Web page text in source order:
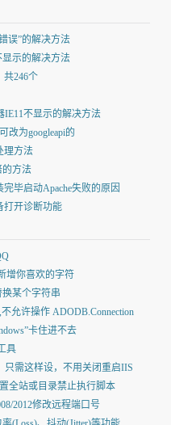
误”的解决方法
显示的解决方法
共246个
IE11不显示的解决方法
改为googleapi的
理方法
的方法
完毕启动Apache失败的原因
打开诊断功能
增你喜欢的字符
某个字符串
允许操作 ADODB.Connection
卡住进不去
具
只需这样设，不用关闭重启IIS
全站或目录禁止执行脚本
2012修改远程端口号